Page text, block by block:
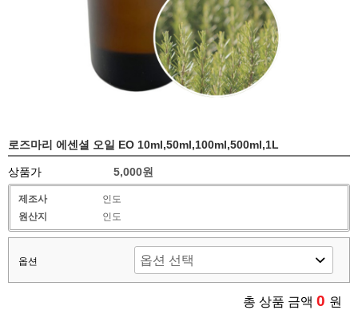
로즈마리 에센셜 오일 EO 10ml,50ml,100ml,500ml,1L
상품가 5,000원
제조사
인도
원산지
인도
옵션
총 상품 금액 0 원